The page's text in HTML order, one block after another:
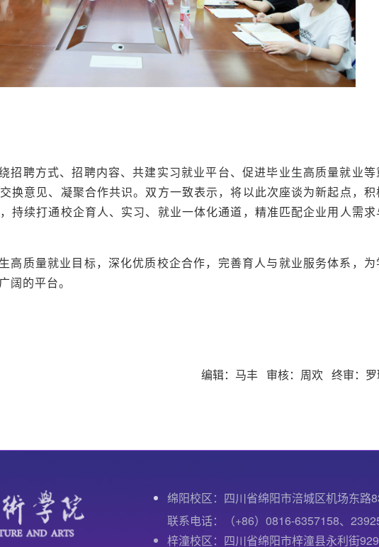
招聘方式、招聘内容、共建实习就业平台、促进毕业生高质量就业等
换意见、凝聚合作共识。双方一致表示，将以此次座谈为新起点，积
持续打通校企育人、实习、就业一体化通道，精准匹配企业用人需求
高质量就业目标，深化优质校企合作，完善育人与就业服务体系，为
阔的平台。
编辑：马丰 审核：周欢 终审：罗
绵阳校区：四川省绵阳市涪城区机场东路
联系电话：（+86）0816-6357158、
梓潼校区：四川省绵阳市梓潼县永利街